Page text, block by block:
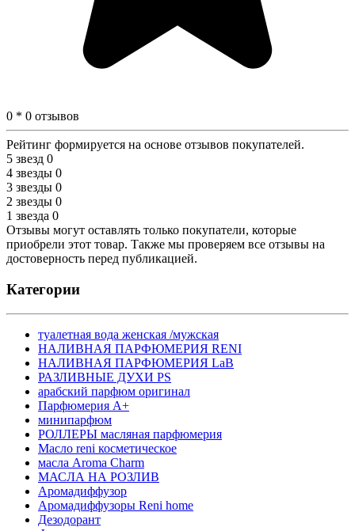
0 * 0 отзывов
Рейтинг формируется на основе отзывов покупателей.
5 звезд 0
4 звезды 0
3 звезды 0
2 звезды 0
1 звезда 0
Отзывы могут оставлять только покупатели, которые
приобрели этот товар. Также мы проверяем все отзывы на
достоверность перед публикацией.
Категории
туалетная вода женская /мужская
НАЛИВНАЯ ПАРФЮМЕРИЯ RENI
НАЛИВНАЯ ПАРФЮМЕРИЯ LaB
РАЗЛИВНЫЕ ДУХИ PS
арабский парфюм оригинал
Парфюмерия А+
минипарфюм
РОЛЛЕРЫ масляная парфюмерия
Масло reni косметическое
масла Aroma Charm
МАСЛА НА РОЗЛИВ
Аромадиффузор
Аромадиффузоры Reni home
Дезодорант